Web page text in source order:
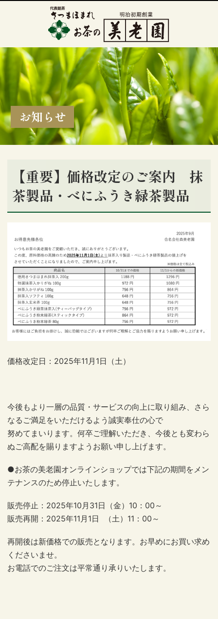
お知らせ
【重要】価格改定のご案内 抹
茶製品・べにふうき緑茶製品
価格改定日：2025年11月1日（土）
今後もより一層の品質・サービスの向上に取り組み、さら
なるご満足をいただけるよう誠実奉仕の心で
努めてまいります。何卒ご理解いただき、今後とも変わら
ぬご高配を賜りますようお願い申し上げます。
●お茶の美老園オンラインショップでは下記の期間をメン
テナンスのため停止いたします。
販売停止：2025年10月31日（金）10：00～
販売再開：2025年11月1日 （土）11：00～
再開後は新価格での販売となります。お早めにお買い求め
くださいませ。
お電話でのご注文は平常通り承りいたします。